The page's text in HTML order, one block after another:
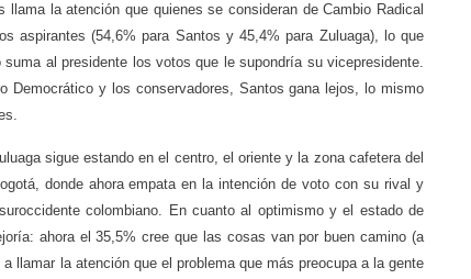
la atención que quienes se consideran de Cambio Radical
aspirantes (54,6% para Santos y 45,4% para Zuluaga), lo que
suma al presidente los votos que le supondría su vicepresidente.
Democrático y los conservadores, Santos gana lejos, lo mismo
sigue estando en el centro, el oriente y la zona cafetera del
donde ahora empata en la intención de voto con su rival y
colombiano. En cuanto al optimismo y el estado de
ahora el 35,5% cree que las cosas van por buen camino (a
llamar la atención que el problema que más preocupa a la gente